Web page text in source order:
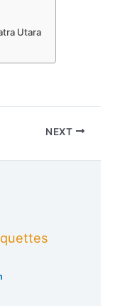
Utara
NEXT